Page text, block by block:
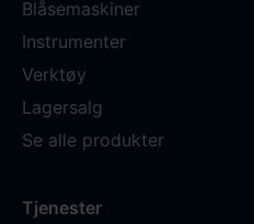
Blåsemaskiner
Instrumenter
Verktøy
Lagersalg
Se alle produkter
Tjenester